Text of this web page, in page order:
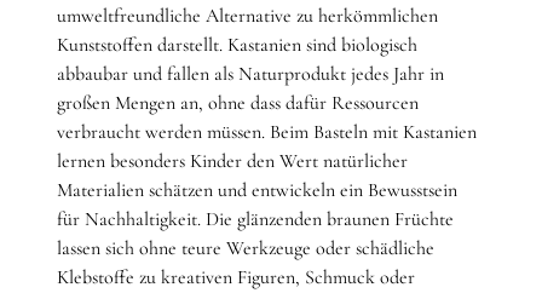
umweltfreundliche Alternative zu herkömmlichen
Kunststoffen darstellt. Kastanien sind biologisch
abbaubar und fallen als Naturprodukt jedes Jahr in
großen Mengen an, ohne dass dafür Ressourcen
verbraucht werden müssen. Beim Basteln mit Kastanien
lernen besonders Kinder den Wert natürlicher
Materialien schätzen und entwickeln ein Bewusstsein
für Nachhaltigkeit. Die glänzenden braunen Früchte
lassen sich ohne teure Werkzeuge oder schädliche
Klebstoffe zu kreativen Figuren, Schmuck oder